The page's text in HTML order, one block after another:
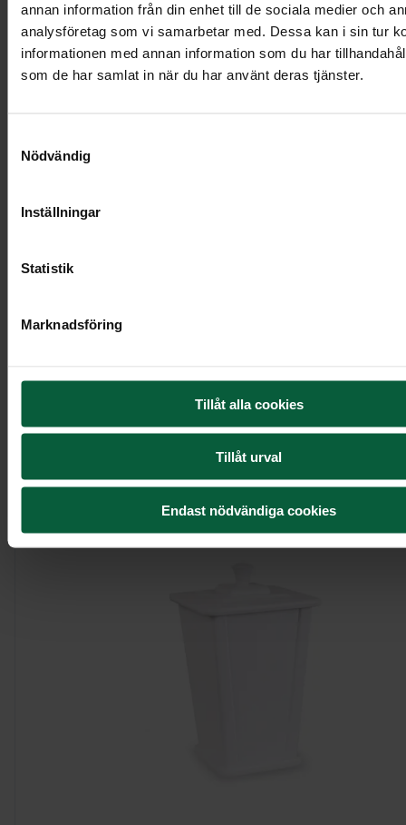
annan information från din enhet till de sociala medier och
analysföretag som vi samarbetar med. Dessa kan i sin tur
informationen med annan information som du har
som de har samlat in när du har använt deras tjänster.
Nödvändig
Inställningar
Statistik
Marknadsföring
Tillåt alla cookies
Tillåt urval
Endast nödvändiga cookies
Visa mer
Kistdekoration - Blomsterharmoni
Visa mer